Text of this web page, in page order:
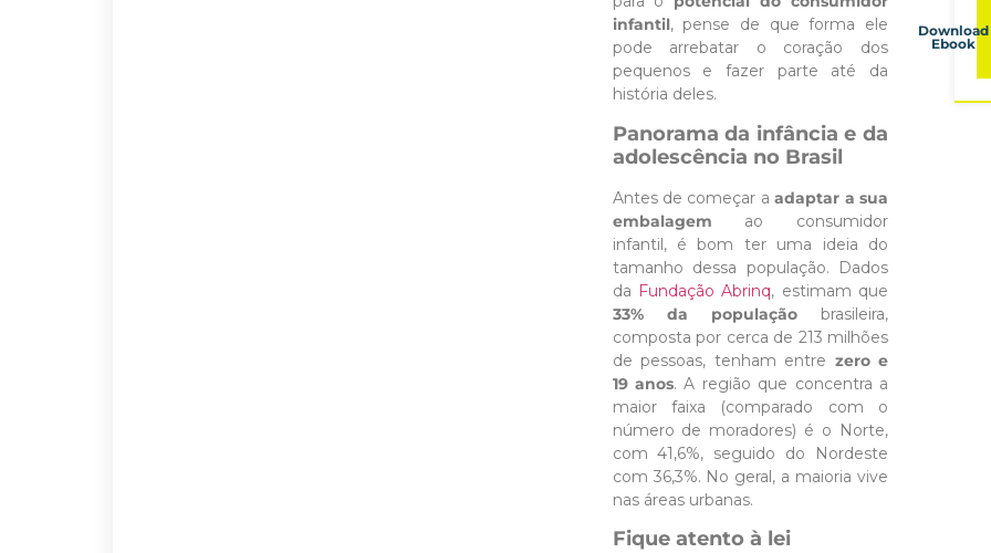
infantil, pense de que forma ele
pode arrebatar o coração dos
pequenos e fazer parte até da
história deles.
Panorama da infância e da
adolescência no Brasil
Antes de começar aadaptar a sua
embalagem ao consumidor
infantil, é bom ter uma ideia do
tamanho dessa população. Dados
da Fundação Abrinq, estimam que
33% da populaçãobrasileira,
composta por cerca de 213 milhões
de pessoas, tenham entre zero e
19 anos. A região que concentra a
maior faixa (comparado com o
número de moradores) é o Norte,
com 41,6%, seguido do Nordeste
com 36,3%. No geral, a maioria vive
nas áreas urbanas.
Fique atento à lei
Download
Ebook